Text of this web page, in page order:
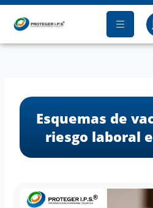
Ir
contenido
Esquemas de
riesgo laboral